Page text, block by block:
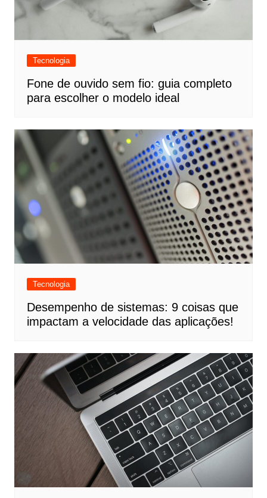
Tecnologia
Fone de ouvido sem fio: guia completo
para escolher o modelo ideal
Tecnologia
Desempenho de sistemas: 9 coisas que
impactam a velocidade das aplicações!